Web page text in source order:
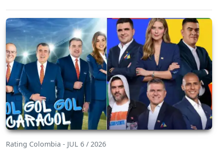
Rating Colombia - JUL 6 / 2026